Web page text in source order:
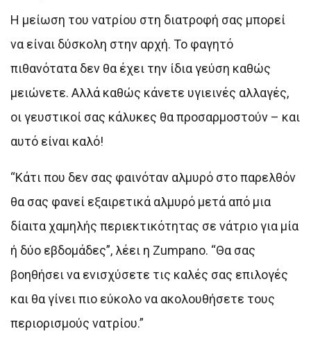
Η μείωση του νατρίου στη διατροφή σας μπορεί
να είναι δύσκολη στην αρχή. Το φαγητό
πιθανότατα δεν θα έχει την ίδια γεύση καθώς
μειώνετε. Αλλά καθώς κάνετε υγιεινές αλλαγές,
οι γευστικοί σας κάλυκες θα προσαρμοστούν – και
αυτό είναι καλό!
“Κάτι που δεν σας φαινόταν αλμυρό στο παρελθόν
θα σας φανεί εξαιρετικά αλμυρό μετά από μια
δίαιτα χαμηλής περιεκτικότητας σε νάτριο για μία
ή δύο εβδομάδες”, λέει η Zumpano. “Θα σας
βοηθήσει να ενισχύσετε τις καλές σας επιλογές
και θα γίνει πιο εύκολο να ακολουθήσετε τους
περιορισμούς νατρίου.”